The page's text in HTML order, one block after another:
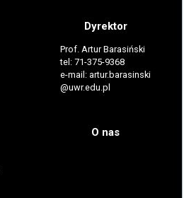
Dyrektor
Prof. Artur Barasiński
tel: 71-375-9368
e-mail: artur.barasinski
@uwr.edu.pl
O nas